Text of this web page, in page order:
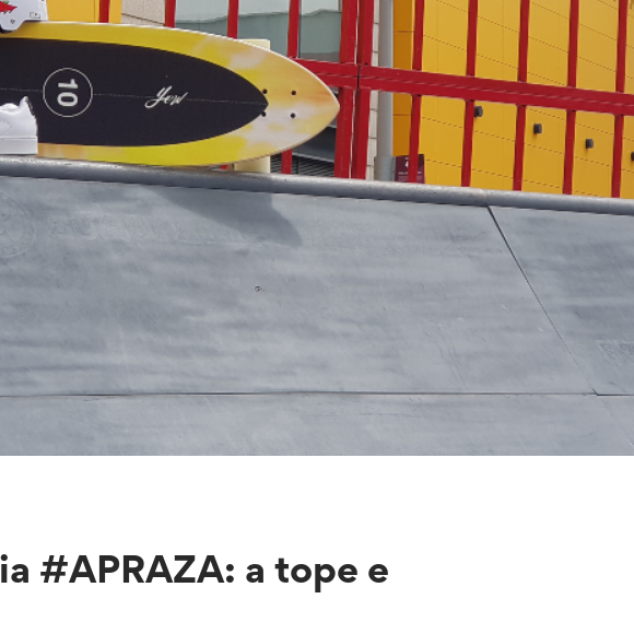
#APRAZA: a tope e